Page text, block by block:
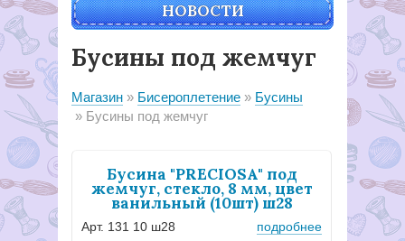
НОВОСТИ
Бусины под жемчуг
Магазин Бисероплетение
Бусины
Бусины под жемчуг
Бусина "PRECIOSA" под
жемчуг, стекло, 8 мм, цвет
ванильный (10шт) ш28
Арт. 131 10 ш28 подробнее